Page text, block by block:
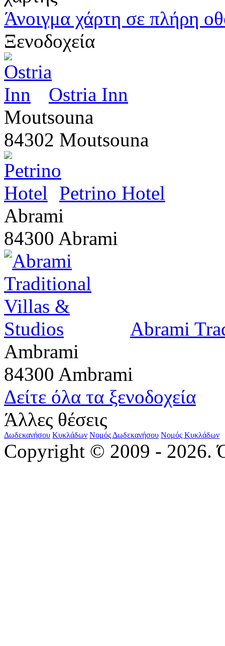
Άνοιγμα χάρτη σε πλήρη
Ξενοδοχεία
Ostria Inn
Moutsouna
84302 Moutsouna
Petrino Hotel
Abrami
84300 Abrami
Abrami
Ambrami
84300 Ambrami
Δείτε όλα τα ξενοδοχεία
Άλλες θέσεις
Δωδεκανήσου Κυκλάδων Νομός Δωδεκανήσου Νομός Κυκλάδων
Copyright © 2009 - 2026.